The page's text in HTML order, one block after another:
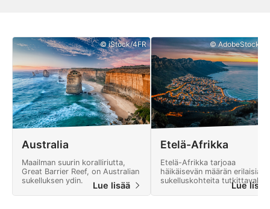
© iStock/4FR
Australia
Maailman suurin koralliriutta,
Great Barrier Reef, on Australian
sukelluksen ydin.
Lue lisää
© AdobeStock/
Etelä-Afrikka
Etelä-Afrikka tarjoaa
häikäisevän määrän erilaisia
sukelluskohteita tutkittavaksi.
Lue